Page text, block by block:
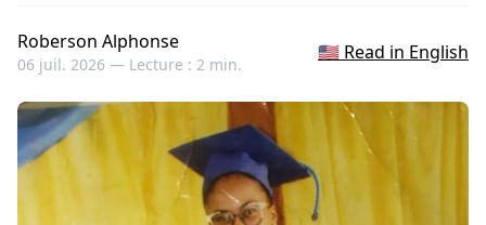
Roberson Alphonse
06 juil. 2026 — Lecture : 2 min.
🇺🇸 Read in English